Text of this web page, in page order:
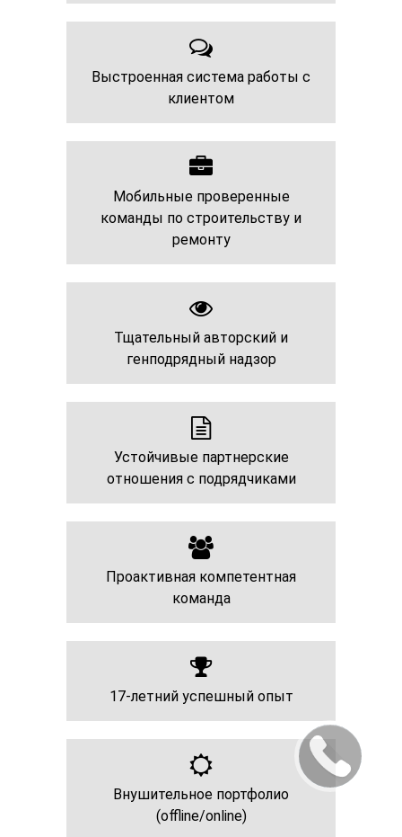
Выстроенная система работы с
клиентом
Мобильные проверенные
команды по строительству и
ремонту
Тщательный авторский и
генподрядный надзор
Устойчивые партнерские
отношения с подрядчиками
Проактивная компетентная
команда
17-летний успешный опыт
Внушительное портфолио
(offline/online)